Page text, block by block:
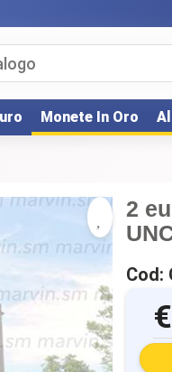
Monete In Oro
2
Cod: